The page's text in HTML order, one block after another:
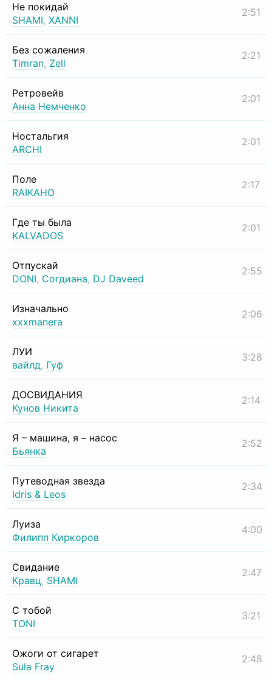
Не покидай
SHAMI, XANNI
2:51
Без сожаления
Timran, Zell
2:21
Ретровейв
Анна Немченко
2:01
Ностальгия
ARCHI
2:01
Поле
RAIKAHO
2:17
Где ты была
KALVADOS
2:01
Отпускай
DONI, Согдиана, DJ Daveed
2:55
Изначально
xxxmanera
2:06
ЛУИ
вайлд, Гуф
3:28
ДОСВИДАНИЯ
Кунов Никита
2:14
Я – машина, я – насос
Бьянка
2:52
Путеводная звезда
Idris & Leos
2:34
Луиза
Филипп Киркоров
4:00
Свидание
Кравц, SHAMI
2:47
С тобой
TONI
3:21
Ожоги от сигарет
Sula Fray
2:48